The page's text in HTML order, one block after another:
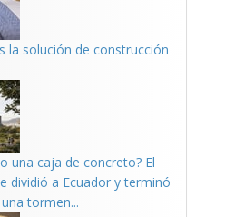
la solución de construcción
una caja de concreto? El
dividió a Ecuador y terminó
tormen...